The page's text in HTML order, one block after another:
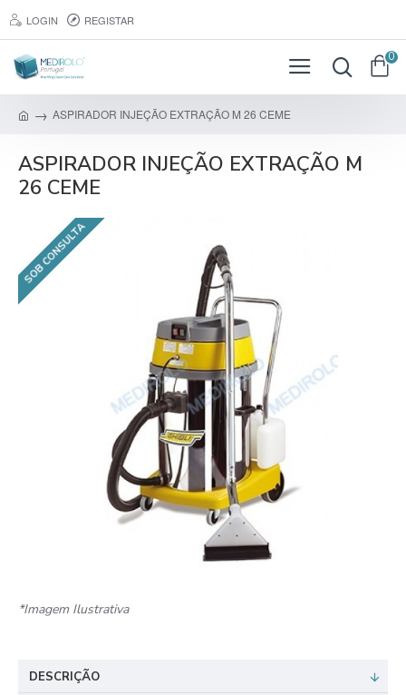
LOGIN REGISTAR
0
ASPIRADOR INJEÇÃO EXTRAÇÃO M 26 CEME
ASPIRADOR INJEÇÃO EXTRAÇÃO M
26 CEME
SOB CONSULTA
*Imagem Ilustrativa
DESCRIÇÃO